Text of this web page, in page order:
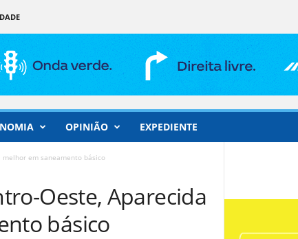
OPINIÃO EXPEDIENTE
melhor em saneamento básico
Oeste, Aparecida
básico